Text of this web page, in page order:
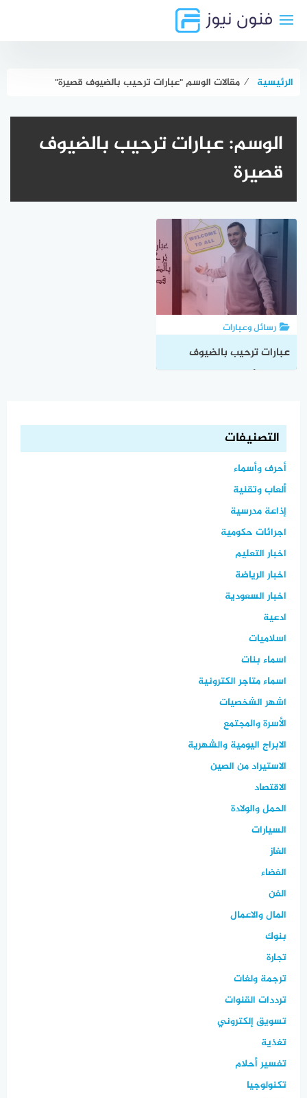
الرئيسية ⁄ مقالات الوسم "عبارات ترحيب بالضيوف قصيرة"
الوسم:عبارات ترحيب بالضيوف
قصيرة
رسائل وعبارات
عبارات ترحيب بالضيوف
التصنيفات
أحرف وأسماء
ألعاب وتقنية
إذاعة مدرسية
اجرائات حكومية
اخبار التعليم
اخبار الرياضة
اخبار السعودية
ادعية
اسلاميات
اسماء بنات
اسماء متاجر الكترونية
اشهر الشخصيات
الأسرة والمجتمع
الابراج اليومية والشهرية
الاستيراد من الصين
الاقتصاد
الحمل والولادة
السيارات
الغاز
الفضاء
الفن
المال والاعمال
بنوك
تجارة
ترجمة ولغات
ترددات القنوات
تسويق إلكتروني
تغذية
تفسير أحلام
تكنولوجيا